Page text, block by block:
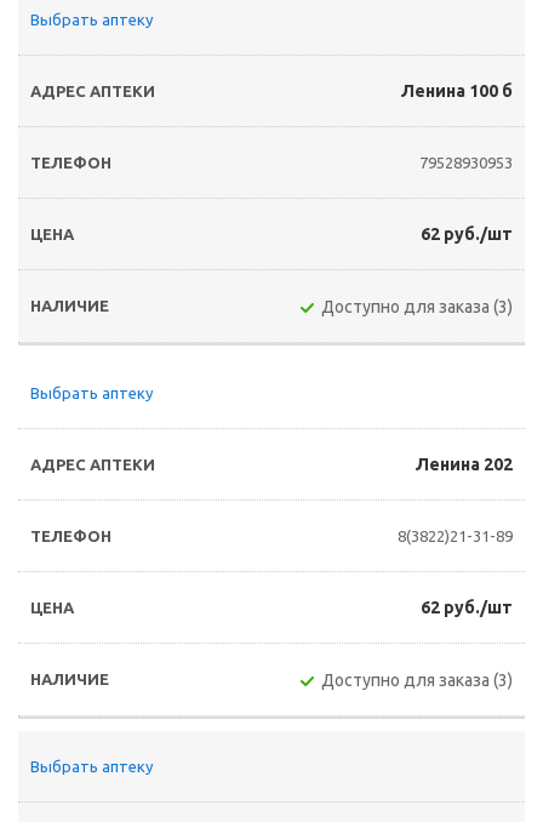
Выбрать аптеку
Ленина 100 б
79528930953
62 руб./шт
Доступно для заказа (3)
Выбрать аптеку
Ленина 202
8(3822)21-31-89
62 руб./шт
Доступно для заказа (3)
Выбрать аптеку